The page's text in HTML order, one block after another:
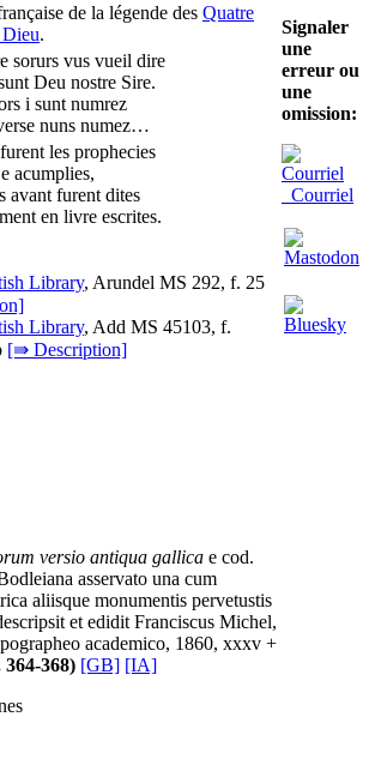
de la légende des Quatre
.
sorurs vus vueil dire
Deu nostre Sire.
i sunt numrez
nuns numez…
les prophecies
acumplies,
avant furent dites
en livre escrites.
Library, Arundel MS 292, f. 25
Library, Add MS 45103, f.
[⇛ Description]
versio antiqua gallica e cod.
asservato una cum
aliisque monumentis pervetustis
et edidit Franciscus Michel,
academico, 1860, xxxv +
364-368) [GB] [IA]
Signaler
une
erreur ou
une
omission:
Courriel